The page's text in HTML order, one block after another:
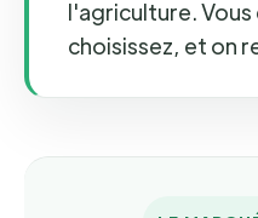
l'agriculture.
choisissez, et on